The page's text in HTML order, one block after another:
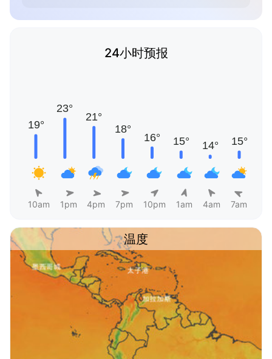
24小时预报
10am 1pm 4pm 7pm 10pm 1am 4am 7am
温度